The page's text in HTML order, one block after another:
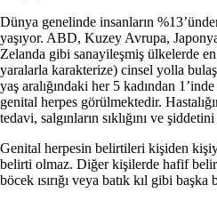
Dünya genelinde insanların
yaşıyor. ABD, Kuzey Avrupa,
Zelanda gibi sanayileşmiş ülkelerde
yaralarla karakterize) cinsel yolla
yaş aralığındaki her 5 kadından
genital herpes görülmektedir.
tedavi, salgınların sıklığını ve
Genital herpesin belirtileri kişiden
belirti olmaz. Diğer kişilerde hafif
böcek ısırığı veya batık kıl gibi başka